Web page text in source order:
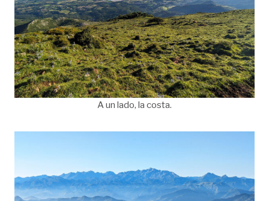
A un lado, la costa.